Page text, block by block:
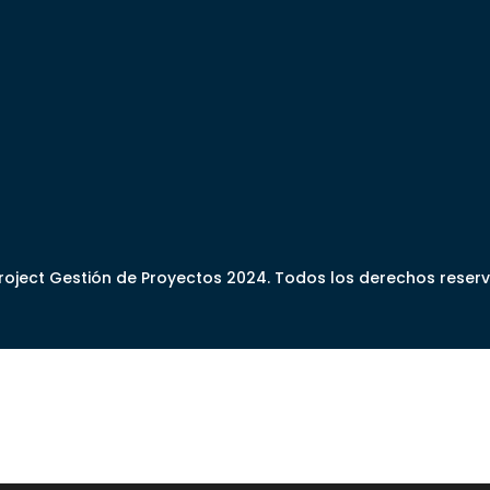
Gestión de Proyectos 2024. Todos los derechos